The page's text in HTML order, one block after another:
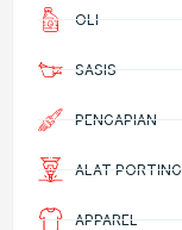
OLI
SASIS
PENGAPIAN
ALAT PORTING
APPAREL